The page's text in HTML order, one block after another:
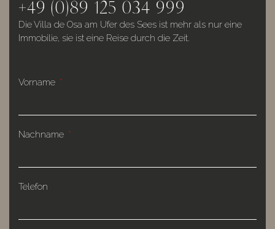
+49 (0)89 125 034 999
Die Villa de Osa am Ufer des Sees ist mehr als nur eine
Immobilie, sie ist eine Reise durch die Zeit.
Vorname
Nachname
Telefon